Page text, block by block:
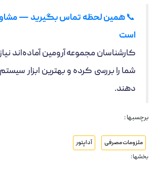
📞همین لحظه تماس بگیرید —
است
کارشناسان مجموعه آرومین آماده‌اند
شما را بررسی کرده و بهترین ابزار
دهند.
برچسبها :
ملزومات مصرفی
آداپتور
بخشها :